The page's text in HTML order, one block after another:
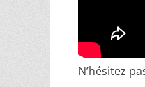
N’hésitez